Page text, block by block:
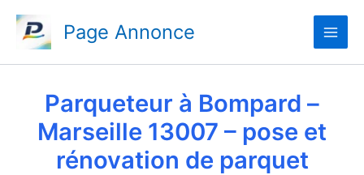
contenu
Page Annonce
Parqueteur à Bompard –
Marseille 13007 – pose et
rénovation de parquet